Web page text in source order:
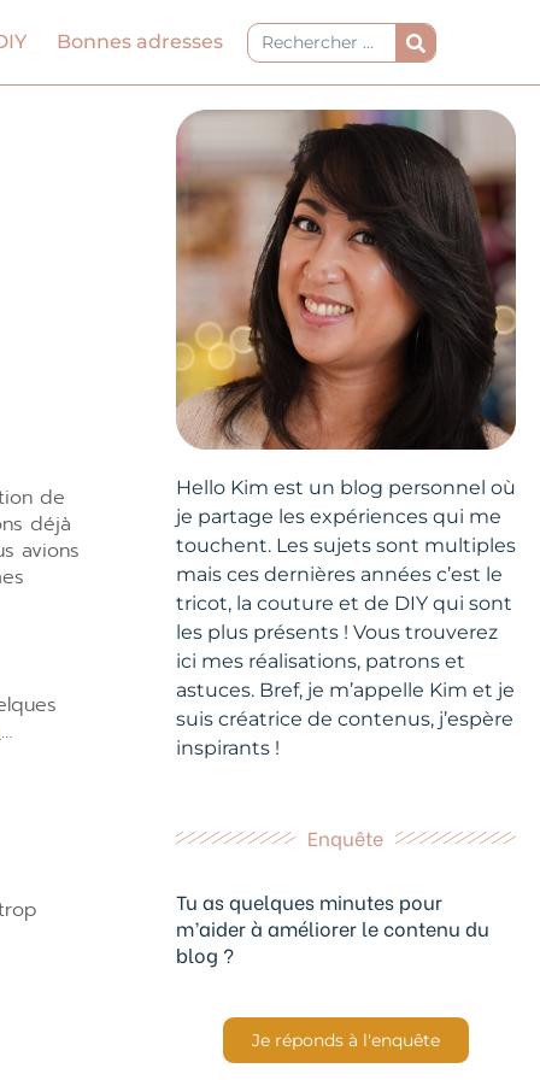
Bonnes adresses Rechercher
de
déjà
avions
…
Hello Kim est un blog personnel où
je partage les expériences qui me
touchent. Les sujets sont multiples
mais ces dernières années c’est le
tricot, la couture et de DIY qui sont
les plus présents ! Vous trouverez
ici mes réalisations, patrons et
astuces. Bref, je m’appelle Kim et je
suis créatrice de contenus, j’espère
inspirants !
Enquête
Tu as quelques minutes pour
m’aider à améliorer le contenu du
blog ?
Je réponds à l'enquête